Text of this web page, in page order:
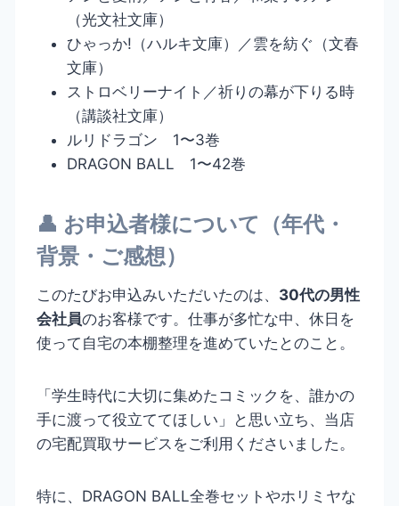
（光文社文庫）
ひゃっか!（ハルキ文庫）／雲を紡ぐ（文春
文庫）
ストロベリーナイト／祈りの幕が下りる時
（講談社文庫）
ルリドラゴン 1〜3巻
DRAGON BALL 1〜42巻
👤 お申込者様について（年代・
背景・ご感想）
このたびお申込みいただいたのは、 30代の男性
会社員のお客様です。仕事が多忙な中、休日を
使って自宅の本棚整理を進めていたとのこと。
「学生時代に大切に集めたコミックを、誰かの
手に渡って役立ててほしい」と思い立ち、当店
の宅配買取サービスをご利用くださいました。
特に、DRAGON BALL全巻セットやホリミヤな